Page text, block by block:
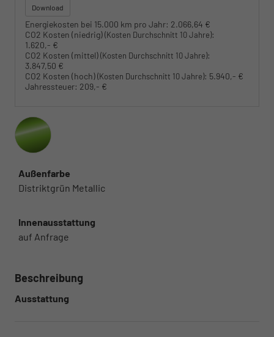
Download
Energiekosten bei 15.000 km pro Jahr: 2.066,64 €
CO2 Kosten (niedrig)(Kosten Durchschnitt 10 Jahre):
1.620,- €
CO2 Kosten (mittel)(Kosten Durchschnitt 10 Jahre):
3.847,50 €
CO2 Kosten (hoch)(Kosten Durchschnitt 10 Jahre): 5.940,- €
Jahressteuer: 209,- €
Außenfarbe
Distriktgrün Metallic
Innenausstattung
auf Anfrage
Beschreibung
Ausstattung